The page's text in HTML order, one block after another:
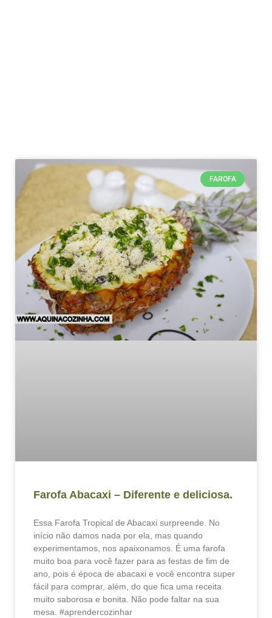
FAROFA
Farofa Abacaxi – Diferente e deliciosa.
Essa Farofa Tropical de Abacaxi surpreende. No
início não damos nada por ela, mas quando
experimentamos, nos apaixonamos. É uma farofa
muito boa para você fazer para as festas de fim de
ano, pois é época de abacaxi e você encontra super
fácil para comprar, além, do que fica uma receita
muito saborosa e bonita. Não pode faltar na sua
mesa. #aprendercozinhar